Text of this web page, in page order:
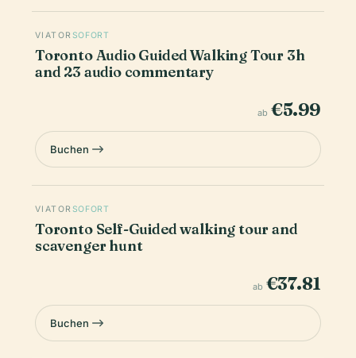
VIATOR SOFORT
Toronto Audio Guided Walking Tour 3h
and 23 audio commentary
ab €5.99
Buchen
VIATOR SOFORT
Toronto Self-Guided walking tour and
scavenger hunt
ab €37.81
Buchen